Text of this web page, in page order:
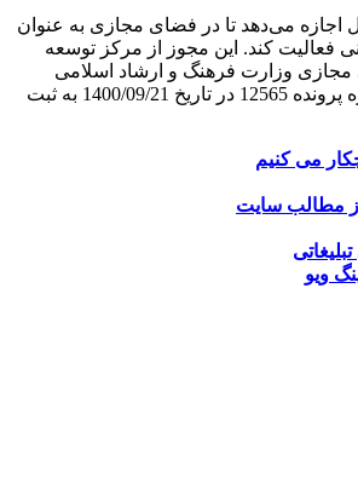
اجازه می‌دهد تا در فضای مجازی به عنوان
فعالیت کند. این مجوز از مرکز توسعه
وزارت فرهنگ و ارشاد اسلامی
دریافت شده و با شماره پرونده 12565 در تاریخ 1400/09/21 به ثبت
می کنیم
از مطالب سایت
ویو